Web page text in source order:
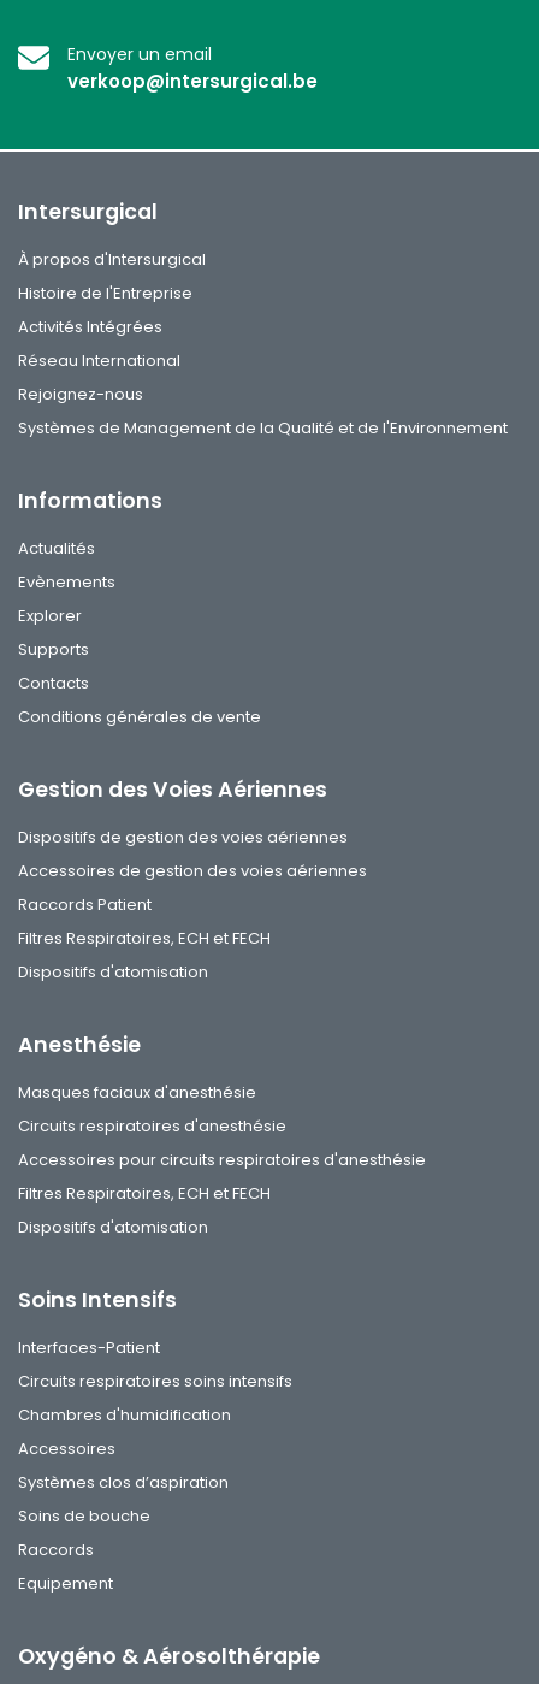
Envoyer un email
verkoop@intersurgical.be
Intersurgical
À propos d'Intersurgical
Histoire de l'Entreprise
Activités Intégrées
Réseau International
Rejoignez-nous
Systèmes de Management de la Qualité et de l'Environnement
Informations
Actualités
Evènements
Explorer
Supports
Contacts
Conditions générales de vente
Gestion des Voies Aériennes
Dispositifs de gestion des voies aériennes
Accessoires de gestion des voies aériennes
Raccords Patient
Filtres Respiratoires, ECH et FECH
Dispositifs d'atomisation
Anesthésie
Masques faciaux d'anesthésie
Circuits respiratoires d'anesthésie
Accessoires pour circuits respiratoires d'anesthésie
Filtres Respiratoires, ECH et FECH
Dispositifs d'atomisation
Soins Intensifs
Interfaces-Patient
Circuits respiratoires soins intensifs
Chambres d'humidification
Accessoires
Systèmes clos d’aspiration
Soins de bouche
Raccords
Equipement
Oxygéno & Aérosolthérapie